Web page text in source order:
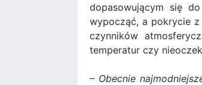
dopasowującym się
wypocząć, a pokrycie z
czynników
temperatur czy
– Obecnie